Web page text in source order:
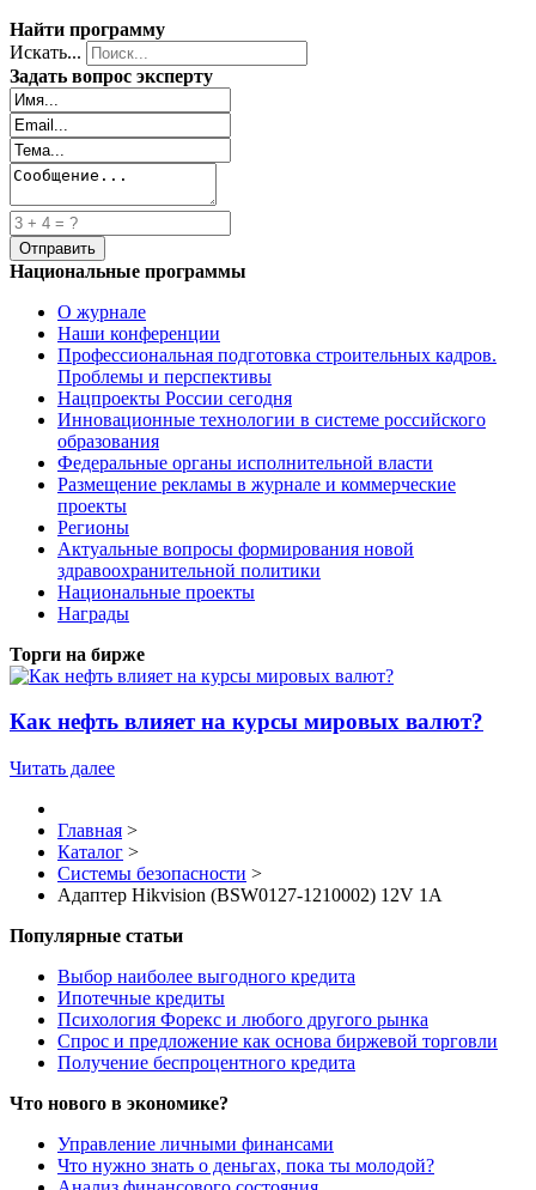
Найти программу
Искать...
Задать вопрос эксперту
Национальные программы
О журнале
Наши конференции
Профессиональная подготовка строительных кадров.
Проблемы и перспективы
Нацпроекты России сегодня
Инновационные технологии в системе российского
образования
Федеральные органы исполнительной власти
Размещение рекламы в журнале и коммерческие
проекты
Регионы
Актуальные вопросы формирования новой
здравоохранительной политики
Национальные проекты
Награды
Торги на бирже
Как нефть влияет на курсы мировых валют?
Читать далее
Главная >
Каталог >
Системы безопасности >
Адаптер Hikvision (BSW0127-1210002) 12V 1A
Популярные статьи
Выбор наиболее выгодного кредита
Ипотечные кредиты
Психология Форекс и любого другого рынка
Спрос и предложение как основа биржевой торговли
Получение беспроцентного кредита
Что нового в экономике?
Управление личными финансами
Что нужно знать о деньгах, пока ты молодой?